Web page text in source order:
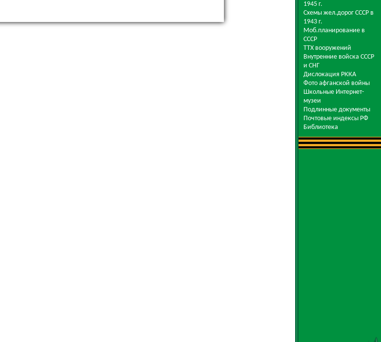
1945 г.
Схемы жел.дорог СССР в
1943 г.
Моб.планирование в
СССР
ТТХ вооружений
Внутренние войска СССР
и СНГ
Дислокация РККА
Фото афганской войны
Школьные Интернет-
музеи
Подлинные документы
Почтовые индексы РФ
Библиотека